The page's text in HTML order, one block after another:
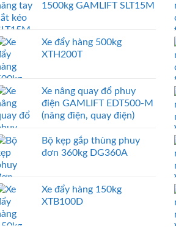
1500kg GAMLIFT SLT15M
Xe đẩy hàng 500kg
XTH200T
Xe nâng quay đổ phuy
điện GAMLIFT EDT500-M
(nâng điện, quay điện)
Bộ kẹp gắp thùng phuy
đơn 360kg DG360A
Xe đẩy hàng 150kg
XTB100D